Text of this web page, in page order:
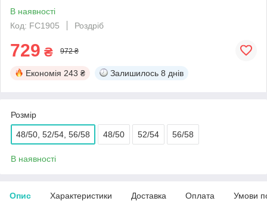
В наявності
Код: FC1905
Роздріб
729 ₴ 972 ₴
Економія 243 ₴ Залишилось 8 днів
Розмір
48/50, 52/54, 56/58 48/50 52/54 56/58
В наявності
Опис Характеристики Доставка Оплата Умови